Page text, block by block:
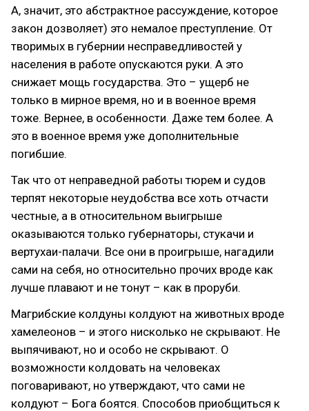
А, значит, это абстрактное рассуждение, которое
закон дозволяет) это немалое преступление. От
творимых в губернии несправедливостей у
населения в работе опускаются руки. А это
снижает мощь государства. Это – ущерб не
только в мирное время, но и в военное время
тоже. Вернее, в особенности. Даже тем более. А
это в военное время уже дополнительные
погибшие.
Так что от неправедной работы тюрем и судов
терпят некоторые неудобства все хоть отчасти
честные, а в относительном выигрыше
оказываются только губернаторы, стукачи и
вертухаи-палачи. Все они в проигрыше, нагадили
сами на себя, но относительно прочих вроде как
лучше плавают и не тонут – как в проруби.
Магрибские колдуны колдуют на животных вроде
хамелеонов – и этого нисколько не скрывают. Не
выпячивают, но и особо не скрывают. О
возможности колдовать на человеках
поговаривают, но утверждают, что сами не
колдуют – Бога боятся. Способов приобщиться к